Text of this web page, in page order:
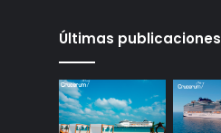
Últimas publicaciones